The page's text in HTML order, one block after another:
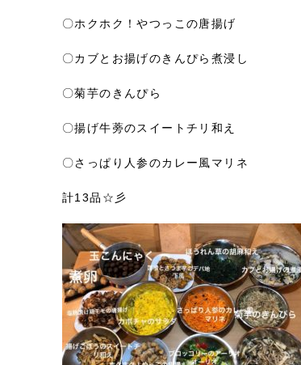
〇ホクホク！やつっこの唐揚げ
〇カブとお揚げのきんぴら煮浸し
〇菊芋のきんぴら
〇揚げ牛蒡のスイートチリ和え
〇さっぱり人参のカレー風マリネ
計13品☆彡